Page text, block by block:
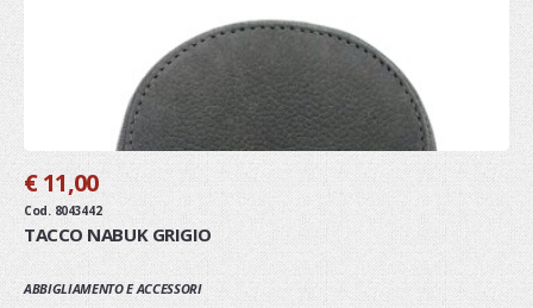
€ 11,00
Cod. 8043442
TACCO NABUK GRIGIO
ABBIGLIAMENTO E ACCESSORI